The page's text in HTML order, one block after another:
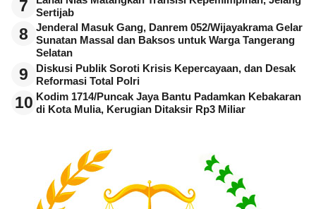
7
Sertijab
8
Jenderal Masuk Gang, Danrem 052/Wijayakrama Gelar
Sunatan Massal dan Baksos untuk Warga Tangerang
Selatan
9
Diskusi Publik Soroti Krisis Kepercayaan, dan Desak
Reformasi Total Polri
10 Kodim 1714/Puncak Jaya Bantu Padamkan Kebakaran
di Kota Mulia, Kerugian Ditaksir Rp3 Miliar